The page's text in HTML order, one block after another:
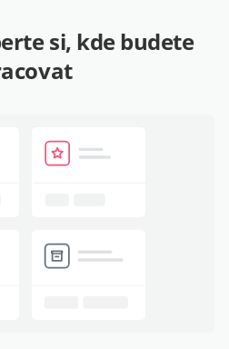
si, kde budete